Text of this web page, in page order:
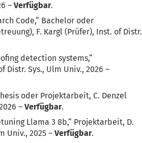
– Verfügbar.
Code,“ Bachelor oder
F. Kargl (Prüfer), Inst. of Distr.
detection systems,“
Distr. Sys., Ulm Univ., 2026 –
oder Projektarbeit, C. Denzel
– Verfügbar.
Llama 3 8b,“ Projektarbeit, D.
Univ., 2025 – Verfügbar.